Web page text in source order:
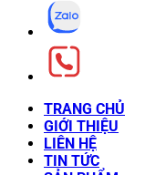
TRANG CHỦ
GIỚI THIỆU
LIÊN HỆ
TIN TỨC